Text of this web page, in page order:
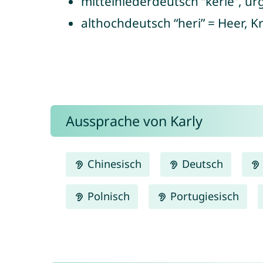
althochdeutsch “heri” = Heer,
Aussprache von Karly
Chinesisch Deutsch
Polnisch Portugiesisch